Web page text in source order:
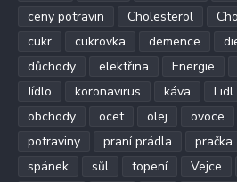
ceny potravin
Cholesterol
cukr
cukrovka demence
důchody
elektřina Energie
Jídlo
koronavirus káva Lidl
obchody
ocet olej ovoce
potraviny
praní prádla pračka
spánek
sůl topení Vejce